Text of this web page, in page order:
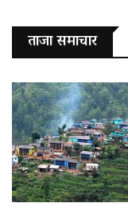
ताजा समाचार